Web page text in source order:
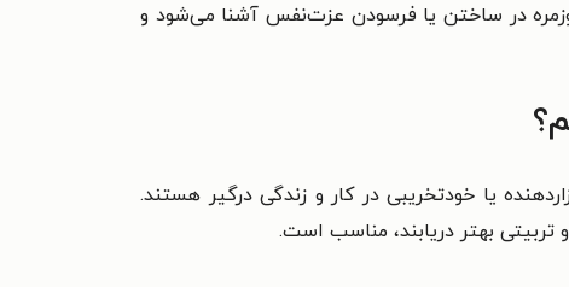
در ساختن یا فرسودن عزت‌نفس آشنا می‌شود و
یا خودتخریبی در کار و زندگی درگیر هستند.
بهتر دریابند، مناسب است.